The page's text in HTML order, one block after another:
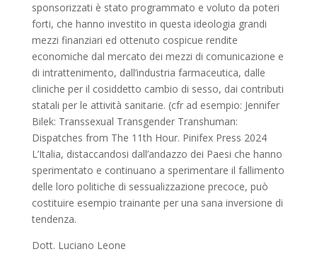
sponsorizzati è stato programmato e voluto da poteri
forti, che hanno investito in questa ideologia grandi
mezzi finanziari ed ottenuto cospicue rendite
economiche dal mercato dei mezzi di comunicazione e
di intrattenimento, dall’industria farmaceutica, dalle
cliniche per il cosiddetto cambio di sesso, dai contributi
statali per le attività sanitarie. (cfr ad esempio: Jennifer
Bilek: Transsexual Transgender Transhuman:
Dispatches from The 11th Hour. Pinifex Press 2024
L’Italia, distaccandosi dall’andazzo dei Paesi che hanno
sperimentato e continuano a sperimentare il fallimento
delle loro politiche di sessualizzazione precoce, può
costituire esempio trainante per una sana inversione di
tendenza.
Dott. Luciano Leone